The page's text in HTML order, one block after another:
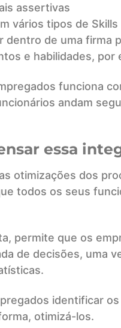
assertivas
vários tipos de Skills
dentro de uma firma
e habilidades, por
funciona
andam
essa
otimizações dos
todos os seus
permite que os
de decisões, uma
identificar
otimizá-los.